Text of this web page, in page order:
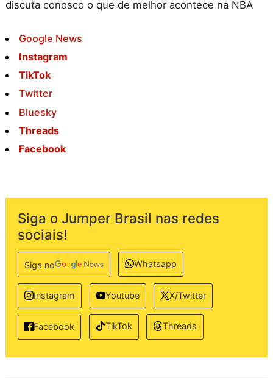
discuta conosco o que de melhor acontece na NBA
Google News
Instagram
TikTok
Twitter
Bluesky
Threads
Facebook
Siga o Jumper Brasil nas redes
sociais!
Siga no Whatsapp
Instagram Youtube X/Twitter
Facebook TikTok Threads